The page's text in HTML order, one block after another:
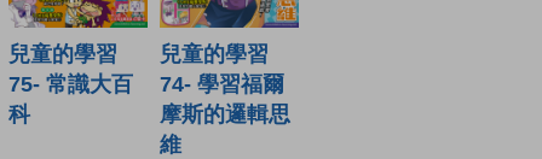
兒童的學習
75- 常識大百
科
兒童的學習
74- 學習福爾
摩斯的邏輯思
維